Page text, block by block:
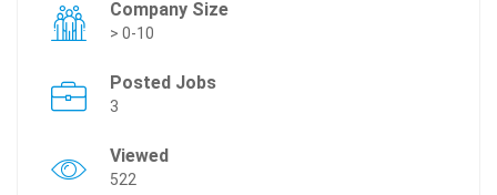
Company Size
> 0-10
Posted Jobs
3
Viewed
522